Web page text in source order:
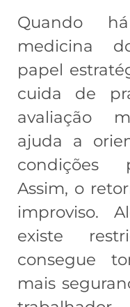
Quando
medicina
papel
cuida de
avaliação
ajuda a
condições
Assim, o
improviso.
existe
consegue
mais